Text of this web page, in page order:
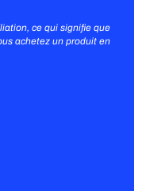
ce qui signifie que
achetez un produit en